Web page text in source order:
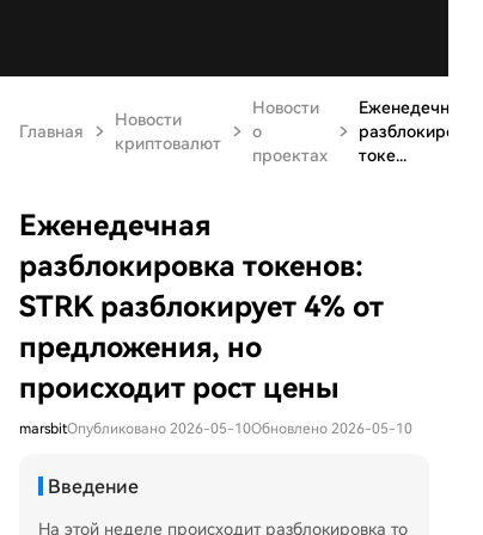
Главная
Новости
криптовалют
Новости
о
проектах
Еженедечная
разблокировка
токе...
Еженедечная
разблокировка токенов:
STRK разблокирует 4% от
предложения, но
происходит рост цены
marsbitОпубликовано 2026-05-10Обновлено 2026-05-10
Введение
На этой неделе происходит разблокировка то